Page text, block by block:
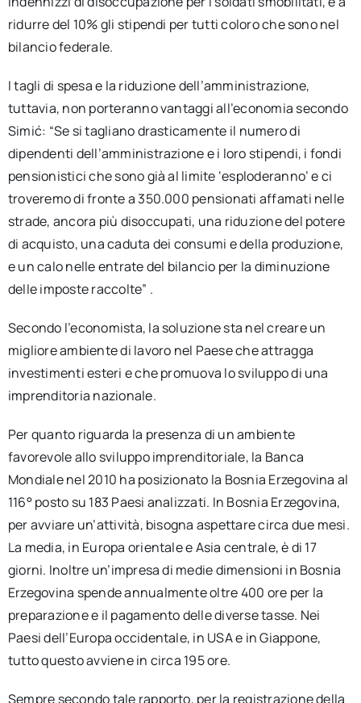
ridurre del 10% gli stipendi per tutti coloro che sono nel
bilancio federale.
I tagli di spesa e la riduzione dell’amministrazione,
tuttavia, non porteranno vantaggi all’economia secondo
Simić: “Se si tagliano drasticamente il numero di
dipendenti dell’amministrazione e i loro stipendi, i fondi
pensionistici che sono già al limite ‘esploderanno’ e ci
troveremo di fronte a 350.000 pensionati affamati nelle
strade, ancora più disoccupati, una riduzione del potere
di acquisto, una caduta dei consumi e della produzione,
e un calo nelle entrate del bilancio per la diminuzione
delle imposte raccolte” .
Secondo l’economista, la soluzione sta nel creare un
migliore ambiente di lavoro nel Paese che attragga
investimenti esteri e che promuova lo sviluppo di una
imprenditoria nazionale.
Per quanto riguarda la presenza di un ambiente
favorevole allo sviluppo imprenditoriale, la Banca
Mondiale nel 2010 ha posizionato la Bosnia Erzegovina al
116° posto su 183 Paesi analizzati. In Bosnia Erzegovina,
per avviare un’attività, bisogna aspettare circa due mesi.
La media, in Europa orientale e Asia centrale, è di 17
giorni. Inoltre un’impresa di medie dimensioni in Bosnia
Erzegovina spende annualmente oltre 400 ore per la
preparazione e il pagamento delle diverse tasse. Nei
Paesi dell’Europa occidentale, in USA e in Giappone,
tutto questo avviene in circa 195 ore.
Sempre secondo tale rapporto, per la registrazione della